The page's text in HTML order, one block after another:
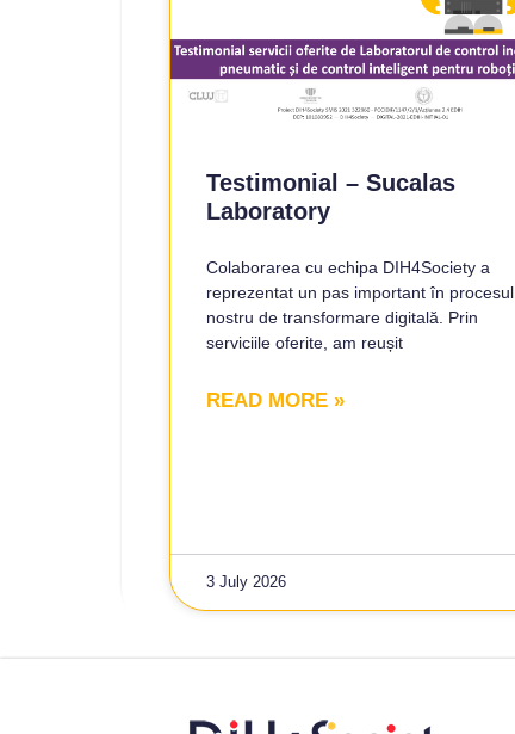
Testimonial – Sucalas
Laboratory
Colaborarea cu echipa DIH4Society a
reprezentat un pas important în procesul
nostru de transformare digitală. Prin
serviciile oferite, am reușit
READ MORE »
3 July 2026